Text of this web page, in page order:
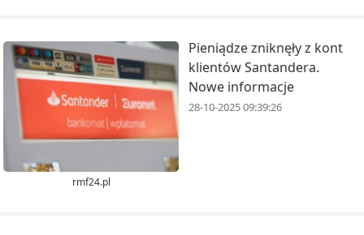
rmf24.pl
Pieniądze zniknęły z kont
klientów Santandera.
Nowe informacje
28-10-2025 09:39:26